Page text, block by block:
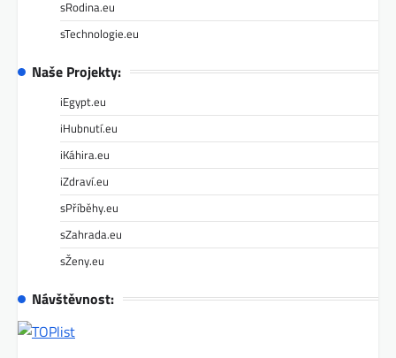
sRodina.eu
sTechnologie.eu
Naše Projekty:
iEgypt.eu
iHubnutí.eu
iKáhira.eu
iZdraví.eu
sPříběhy.eu
sZahrada.eu
sŽeny.eu
Návštěvnost: